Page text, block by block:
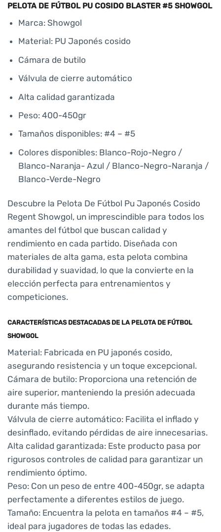
PELOTA DE FÚTBOL PU COSIDO BLASTER #5 SHOWGOL
Marca: Showgol
Material: PU Japonés cosido
Cámara de butilo
Válvula de cierre automático
Alta calidad garantizada
Peso: 400-450gr
Tamaños disponibles: #4 – #5
Colores disponibles: Blanco-Rojo-Negro /
Blanco-Naranja- Azul / Blanco-Negro-Naranja /
Blanco-Verde-Negro
Descubre la Pelota De Fútbol Pu Japonés Cosido
Regent Showgol, un imprescindible para todos los
amantes del fútbol que buscan calidad y
rendimiento en cada partido. Diseñada con
materiales de alta gama, esta pelota combina
durabilidad y suavidad, lo que la convierte en la
elección perfecta para entrenamientos y
competiciones.
CARACTERÍSTICAS DESTACADAS DE LA PELOTA DE FÚTBOL
SHOWGOL
Material: Fabricada en PU japonés cosido,
asegurando resistencia y un toque excepcional.
Cámara de butilo: Proporciona una retención de
aire superior, manteniendo la presión adecuada
durante más tiempo.
Válvula de cierre automático: Facilita el inflado y
desinflado, evitando pérdidas de aire innecesarias.
Alta calidad garantizada: Este producto pasa por
rigurosos controles de calidad para garantizar un
rendimiento óptimo.
Peso: Con un peso de entre 400-450gr, se adapta
perfectamente a diferentes estilos de juego.
Tamaño: Encuentra la pelota en tamaños #4 – #5,
ideal para jugadores de todas las edades.